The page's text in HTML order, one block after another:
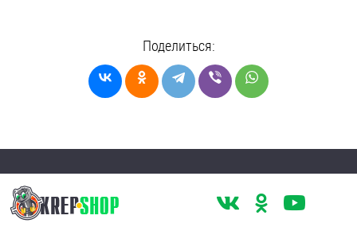
Поделиться: